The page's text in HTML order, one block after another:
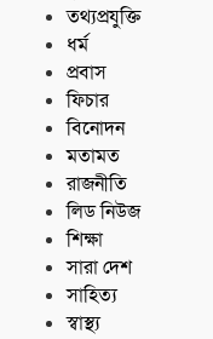
তথ্যপ্রযুক্তি
ধর্ম
প্রবাস
ফিচার
বিনোদন
মতামত
রাজনীতি
লিড নিউজ
শিক্ষা
সারা দেশ
সাহিত্য
স্বাস্থ্য